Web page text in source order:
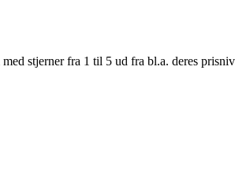
stjerner fra 1 til 5 ud fra bl.a. deres